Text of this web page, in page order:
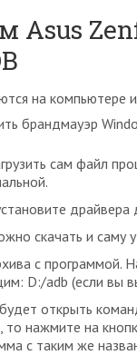
Asus
на компьютере
брандмауэр
сам файл
драйвера
скачать и саму
с программой.
D:/adb (если вы
открыть
то нажмите на
с таким же